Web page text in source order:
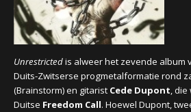
CONCERTBEZOEK
LINKS
Unrestrictedis alweer het zevende album
Duits-Zwitserse progmetalformatie rond
(Brainstorm) en gitarist Cede Dupont,
Duitse Freedom Call. Hoewel Dupont,